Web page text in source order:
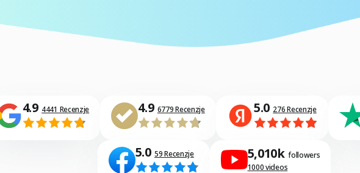
4.9 4441 Recenzje 4.9 6779 Recenzje 5.0 276 Recenzje
5.0 59 Recenzje 5,010k followers
1000 videos